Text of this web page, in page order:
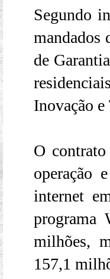
Segundo
mandados
de
Inovação
O
operação
internet
programa
milhões,
157,1